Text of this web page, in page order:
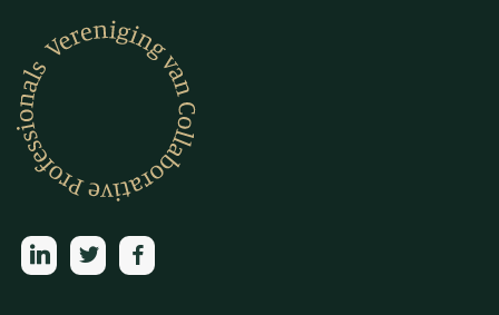
linkedintwitter facebook